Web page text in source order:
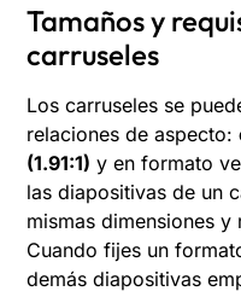
Tamaños y
carruseles
Los carruseles se
relaciones de aspecto:
(1.91:1) y en formato
las diapositivas de un
mismas dimensiones
Cuando fijes un
demás diapositivas